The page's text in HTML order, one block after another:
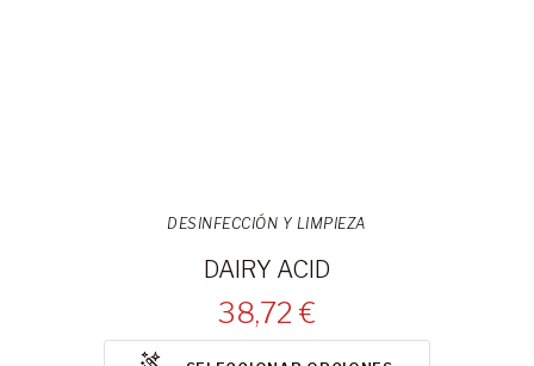
DESINFECCIÓN Y LIMPIEZA
DAIRY ACID
38,72 €